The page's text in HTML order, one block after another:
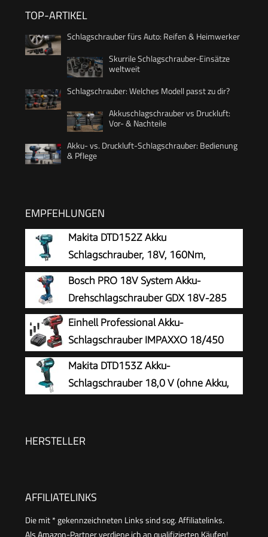
TOP-ARTIKEL
Schlagschrauber fürs Auto: Reifen & Heimwerker
Skurrile Schlagschrauber-Einsätze
weltweit
Schlagschrauber: Welches Modell passt zu dir?
Akkuschlagschrauber vs Druckluft:
Vor- & Nachteile
Akku- vs. Druckluft-Schlagschrauber: Bedienung
& Pflege
EMPFEHLUNGEN
Makita DTD152Z Akku
Schlagschrauber, 18V, 160Nm,
Batteriebetrieben, Standard, Blau
Bosch PRO 18V System Akku-
Drehschlagschrauber GDX 18V-285
Einhell Professional Akku-
Schlagschrauber IMPAXXO 18/450
(1x4,0Ah)
Makita DTD153Z Akku-
Schlagschrauber 18,0 V (ohne Akku,
HERSTELLER
AFFILIATELINKS
Die mit * gekennzeichneten Links sind sog. Affiliatelinks.
Als Amazon-Partner verdiene ich an qualifizierten Käufen!